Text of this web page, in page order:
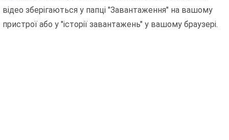
відео зберігаються у папці "Завантаження" на вашому
пристрої або у "історії завантажень" у вашому браузері.